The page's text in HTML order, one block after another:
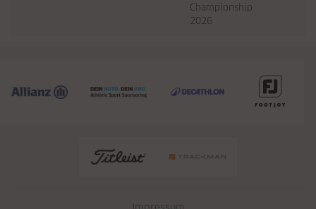
Championship
2026